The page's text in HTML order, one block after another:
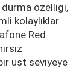
özelliği,
kolaylıklar
Red
üst seviyeye